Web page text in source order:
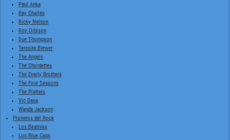
Paul Anka
Ray Charles
Ricky Nelson
Roy Orbison
Sue Thompson
Teresita Brewer
The Angels
The Chordettes
The Everly Brothers
The Four Seasons
The Platters
Vic Dana
Wanda Jackson
Pioneros del Rock
Los Beatniks
Los Blue Caps